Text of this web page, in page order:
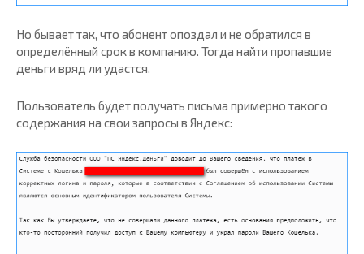
Но бывает так, что абонент опоздал и не обратился в
определённый срок в компанию. Тогда найти пропавшие
деньги вряд ли удастся.
Пользователь будет получать письма примерно такого
содержания на свои запросы в Яндекс: